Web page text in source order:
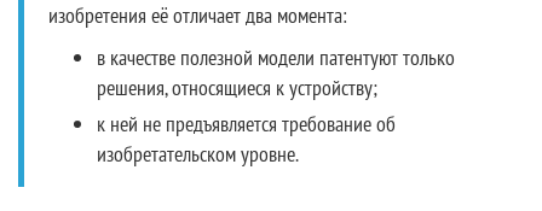
изобретения её отличает два момента:
в качестве полезной модели патентуют только
решения, относящиеся к устройству;
к ней не предъявляется требование об
изобретательском уровне.